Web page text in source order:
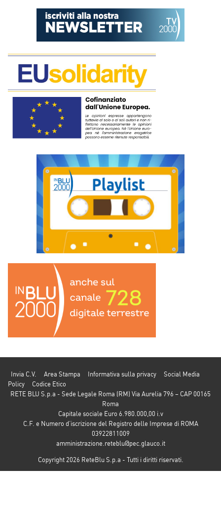
Invia C.V. Area Stampa Informativa sulla privacy
Social Media
Policy
Codice Etico
RETE BLU S.p.a - Sede Legale Roma (RM) Via Aurelia 796 – CAP 00165
Roma
Capitale sociale Euro 6.980.000,00 i.v
C.F. e Numero d’iscrizione del Registro delle Imprese di ROMA
03922811009
amministrazione.reteblu@pec.glauco.it
Copyright 2026 ReteBlu S.p.a - Tutti i diritti riservati.